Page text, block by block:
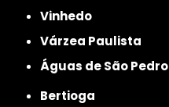
Vinhedo
Várzea Paulista
Águas de São Pedro
Bertioga